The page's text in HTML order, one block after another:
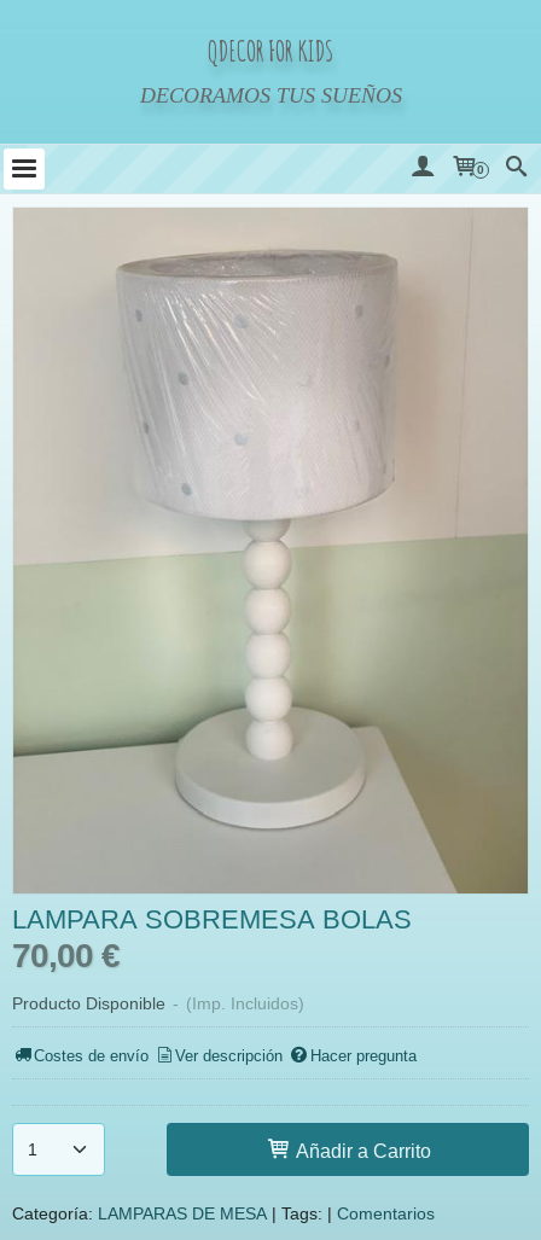
QDECOR FOR KIDS
DECORAMOS TUS SUEÑOS
0
LAMPARA SOBREMESA BOLAS
70,00 €
Producto Disponible - (Imp. Incluidos)
Costes de envío Ver descripción Hacer pregunta
Añadir a Carrito
Categoría: LAMPARAS DE MESA | Tags: | Comentarios